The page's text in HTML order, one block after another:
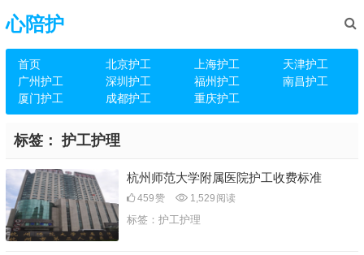
心陪护
首页 北京护工 上海护工
天津护工
广州护工
深圳护工 福州护工
南昌护工
厦门护工
成都护工 重庆护工
标签： 护工护理
杭州师范大学附属医院护工收费标准
459赞 1,529 阅读
标签： 护工护理